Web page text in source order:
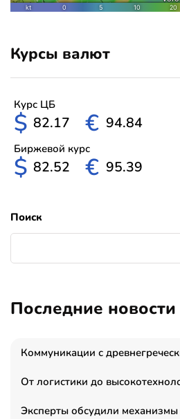
Курсы валют
Курс ЦБ
$ 82.17 € 94.84
Биржевой курс
$ 82.52 € 95.39
Поиск
Последние новости